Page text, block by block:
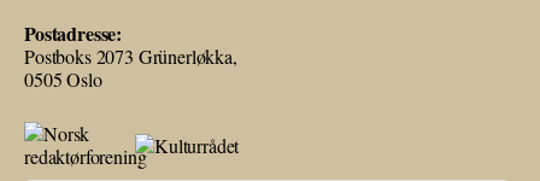
Postadresse:
Postboks 2073 Grünerløkka,
0505 Oslo